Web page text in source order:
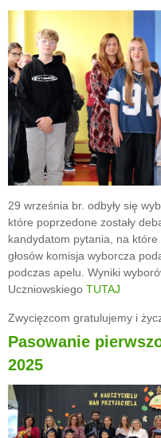
29 września br. odbyły się
które poprzedone zostały
kandydatom pytania, na
głosów komisja wyborcza
podczas apelu. Wyniki
Uczniowskiego TUTAJ
Zwycięzcom gratulujemy i
Pasowanie
2025